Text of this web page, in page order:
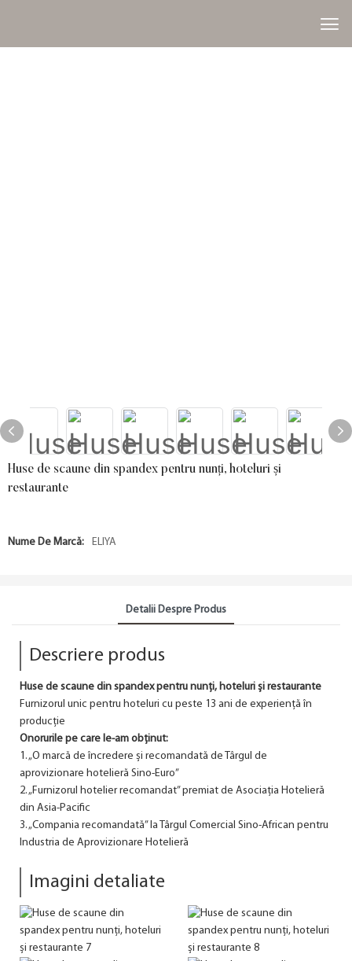
Huse de scaune din spandex pentru nunți, hoteluri și
restaurante
Nume De Marcă: ELIYA
Detalii Despre Produs
Descriere produs
Huse de scaune din spandex pentru nunți, hoteluri și restaurante
Furnizorul unic pentru hoteluri cu peste 13 ani de experiență în
producție
Onorurile pe care le-am obținut:
1. „O marcă de încredere și recomandată de Târgul de
aprovizionare hotelieră Sino-Euro”
2. „Furnizorul hotelier recomandat” premiat de Asociația Hotelieră
din Asia-Pacific
3. „Compania recomandată” la Târgul Comercial Sino-African pentru
Industria de Aprovizionare Hotelieră
Imagini detaliate